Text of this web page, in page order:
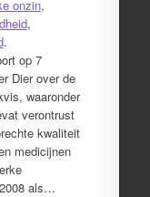
onzin,
,
.
op 7
Dier over de
waaronder
verontrust
kwaliteit
medicijnen
als…